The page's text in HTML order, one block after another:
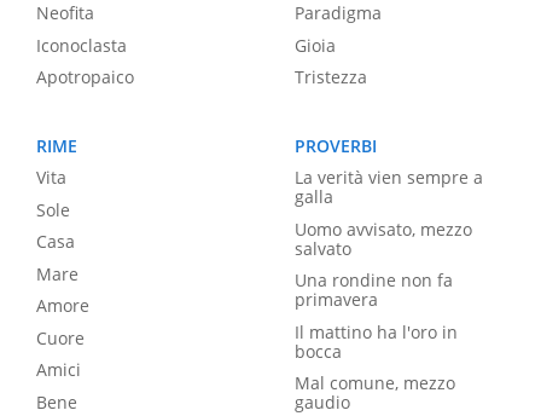
Neofita
Iconoclasta
Apotropaico
Paradigma
Gioia
Tristezza
RIME
Vita
Sole
Casa
Mare
Amore
Cuore
Amici
Bene
PROVERBI
La verità vien sempre a
galla
Uomo avvisato, mezzo
salvato
Una rondine non fa
primavera
Il mattino ha l'oro in
bocca
Mal comune, mezzo
gaudio